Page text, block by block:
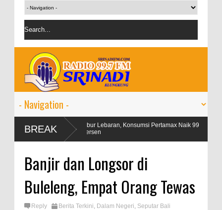
BREAKLibur Lebaran, Konsumsi Pertamax Naik 99
Persen
Banjir dan Longsor di
Buleleng, Empat Orang Tewas
Reply Berita Terkini, Dalam Negeri, Seputar Bali